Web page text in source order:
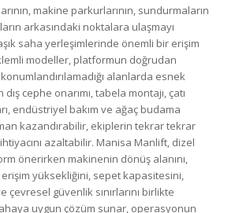
makine parkurlarının, sundurmaların
arkasındaki noktalara ulaşmayı
saha yerleşimlerinde önemli bir erişim
modeller, platformun doğrudan
alanlarda esnek
dış cephe onarımı, tabela montajı, çatı
endüstriyel bakım ve ağaç budama
kazandırabilir, ekiplerin tekrar tekrar
azaltabilir. Manisa Manlift, dizel
önerirken makinenin dönüş alanını,
erişim yüksekliğini, sepet kapasitesini,
çevresel güvenlik sınırlarını birlikte
uygun çözüm sunar, operasyonun